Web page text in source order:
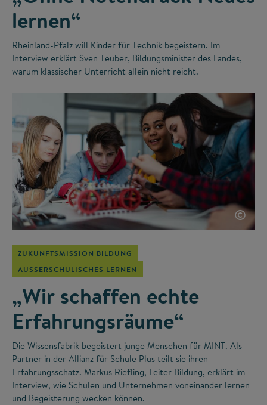
lernen“
Rheinland-Pfalz will Kinder für Technik begeistern. Im
Interview erklärt Sven Teuber, Bildungsminister des Landes,
warum klassischer Unterricht allein nicht reicht.
©
ZUKUNFTSMISSION BILDUNG
AUSSERSCHULISCHES LERNEN
„Wir schaffen echte
Erfahrungsräume“
Die Wissensfabrik begeistert junge Menschen für MINT. Als
Partner in der Allianz für Schule Plus teilt sie ihren
Erfahrungsschatz. Markus Riefling, Leiter Bildung, erklärt im
Interview, wie Schulen und Unternehmen voneinander lernen
und Begeisterung wecken können.